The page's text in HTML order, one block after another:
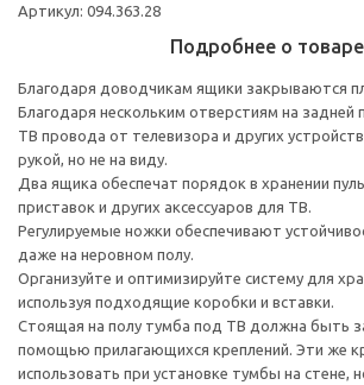
Артикул: 094.363.28
Подробнее о товаре
Благодаря доводчикам ящики закрываются
Благодаря нескольким отверстиям на задней
ТВ провода от телевизора и других
рукой, но не на виду.
Два ящика обеспечат порядок в хранении
приставок и других аксессуаров для ТВ.
Регулируемые ножки обеспечивают
даже на неровном полу.
Организуйте и оптимизируйте систему для
используя подходящие коробки и вставки.
Стоящая на полу тумба под ТВ должна быть
помощью прилагающихся креплений. Эти же
использовать при установке тумбы на стене,